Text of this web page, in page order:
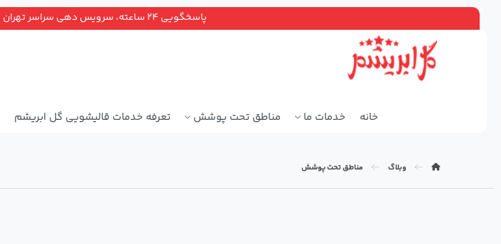
پاسخگویی ۲۴ ساعته، سرویس دهی سراسر تهران ۸۶۹۴-۰۲۱ (۳۰ خط) ۸۸۹۲۷۰۰۰ (۲۰ خط)
خانه خدمات ما مناطق تحت پوشش تعرفه خدمات قالیشویی گل ابریشم
وبلاگ مناطق تحت پوشش